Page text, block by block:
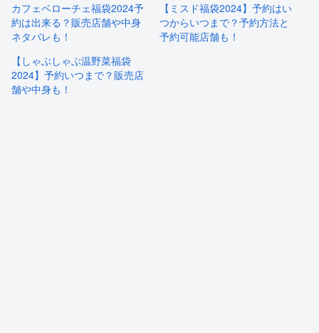
カフェベローチェ福袋2024予
約は出来る？販売店舗や中身
ネタバレも！
【ミスド福袋2024】予約はい
つからいつまで？予約方法と
予約可能店舗も！
【しゃぶしゃぶ温野菜福袋
2024】予約いつまで？販売店
舗や中身も！